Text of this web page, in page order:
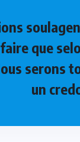
que
serons
un